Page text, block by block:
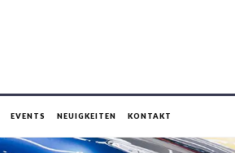
EVENTS NEUIGKEITEN KONTAKT